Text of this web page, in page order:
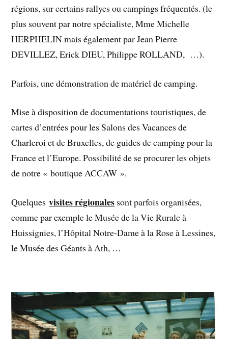
régions, sur certains rallyes ou campings fréquentés. (le
plus souvent par notre spécialiste, Mme Michelle
HERPHELIN mais également par Jean Pierre
DEVILLEZ, Erick DIEU, Philippe ROLLAND, …).
Parfois, une démonstration de matériel de camping.
Mise à disposition de documentations touristiques, de
cartes d’entrées pour les Salons des Vacances de
Charleroi et de Bruxelles, de guides de camping pour la
France et l’Europe. Possibilité de se procurer les objets
de notre « boutique ACCAW ».
Quelquesvisites régionales sont parfois organisées,
comme par exemple le Musée de la Vie Rurale à
Huissignies, l’Hôpital Notre-Dame à la Rose à Lessines,
le Musée des Géants à Ath, …